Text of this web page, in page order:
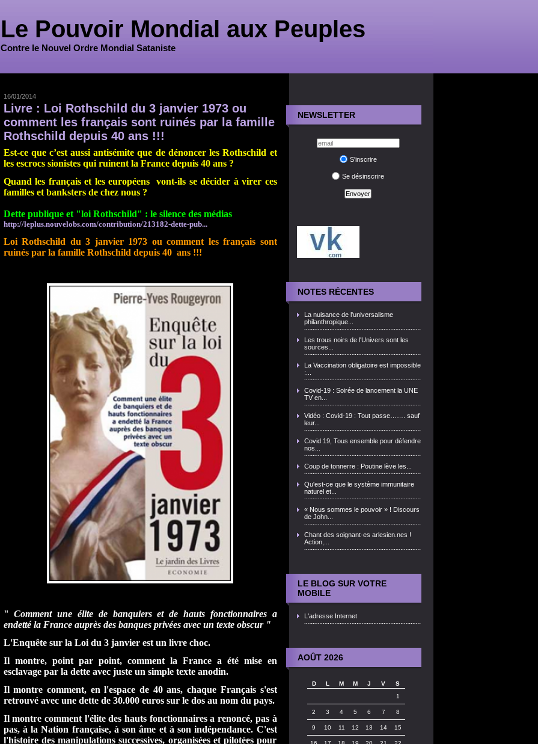
Le Pouvoir Mondial aux Peuples
Contre le Nouvel Ordre Mondial Sataniste
NEWSLETTER
S'inscrire
Se désinscrire
NOTES RÉCENTES
La nuisance de l'universalisme
philanthropique...
Les trous noirs de l'Univers sont les
sources...
La Vaccination obligatoire est impossible
:...
Covid-19 : Soirée de lancement la UNE
TV en...
Vidéo : Covid-19 : Tout passe……. sauf
leur...
Covid 19, Tous ensemble pour défendre
nos...
Coup de tonnerre : Poutine lève les...
Qu'est-ce que le système immunitaire
naturel et...
« Nous sommes le pouvoir » ! Discours
de John...
Chant des soignant-es arlesien.nes !
Action,...
LE BLOG SUR VOTRE
MOBILE
L'adresse Internet
AOÛT 2026
D L M M J V
S
1
2 3 4 5 6 7 8
9 10 11 12 13 14 15
16/01/2014
Livre : Loi Rothschild du 3 janvier 1973 ou
comment les français sont ruinés par la famille
Rothschild depuis 40 ans !!!
Est-ce que c’est aussi antisémite que de dénoncer les Rothschild et
les escrocs sionistes qui ruinent la France depuis 40 ans ?
Quand les français et les européens vont-ils se décider à virer ces
familles et banksters de chez nous ?
Dette publique et "loi Rothschild" : le silence des médias
http://leplus.nouvelobs.com/contribution/213182-dette-pub...
Loi Rothschild du 3 janvier 1973 ou comment les français sont
ruinés par la famille Rothschild depuis 40 ans !!!
" Comment une élite de banquiers et de hauts fonctionnaires a
endetté la France auprès des banques privées avec un texte obscur "
L'Enquête sur la Loi du 3 janvier est un livre choc.
Il montre, point par point, comment la France a été mise en
esclavage par la dette avec juste un simple texte anodin.
Il montre comment, en l'espace de 40 ans, chaque Français s'est
retrouvé avec une dette de 30.000 euros sur le dos au nom du pays.
Il montre comment l'élite des hauts fonctionnaires a renoncé, pas à
pas, à la Nation française, à son âme et à son indépendance. C'est
l'histoire des manipulations successives, organisées et pilotées pour